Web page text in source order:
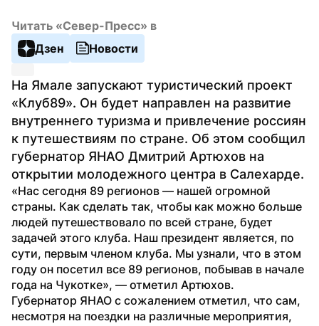
Читать «Север-Пресс» в
Дзен
Новости
На Ямале запускают туристический проект
«Клуб89». Он будет направлен на развитие
внутреннего туризма и привлечение россиян
к путешествиям по стране. Об этом сообщил
губернатор ЯНАО Дмитрий Артюхов на
открытии молодежного центра в Салехарде.
«Нас сегодня 89 регионов — нашей огромной
страны. Как сделать так, чтобы как можно больше
людей путешествовало по всей стране, будет
задачей этого клуба. Наш президент является, по
сути, первым членом клуба. Мы узнали, что в этом
году он посетил все 89 регионов, побывав в начале
года на Чукотке», — отметил Артюхов.
Губернатор ЯНАО с сожалением отметил, что сам,
несмотря на поездки на различные мероприятия,